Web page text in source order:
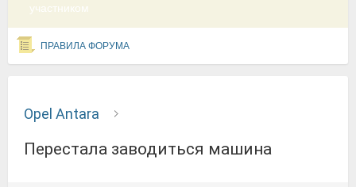
участником
ПРАВИЛА ФОРУМА
Opel Antara
Перестала заводиться машина